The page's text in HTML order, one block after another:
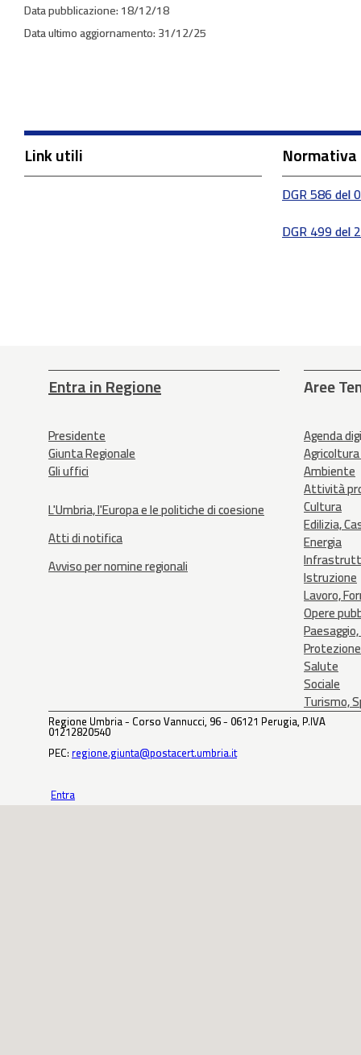
18/12/18
31/12/25
Link utili Normativa
DGR 586 del
DGR 499 del
Entra in Regione
Presidente
Giunta Regionale
Gli uffici
L'Umbria, l'Europa e le politiche di coesione
Atti di notifica
Avviso per nomine regionali
Aree
Agenda
Ambiente
Attività
Cultura
Edilizia,
Energia
Istruzione
Lavoro,
Opere
Salute
Sociale
Turismo,
Regione Umbria - Corso Vannucci, 96 - 06121 Perugia, P.IVA
01212820540
PEC: regione.giunta@postacert.umbria.it
Entra